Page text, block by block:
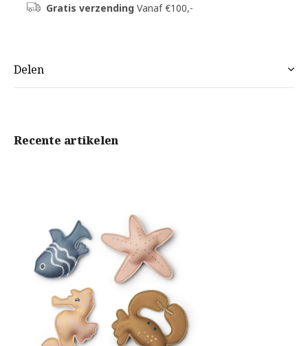
Gratis verzendingVanaf €100,-
Delen
Recente artikelen